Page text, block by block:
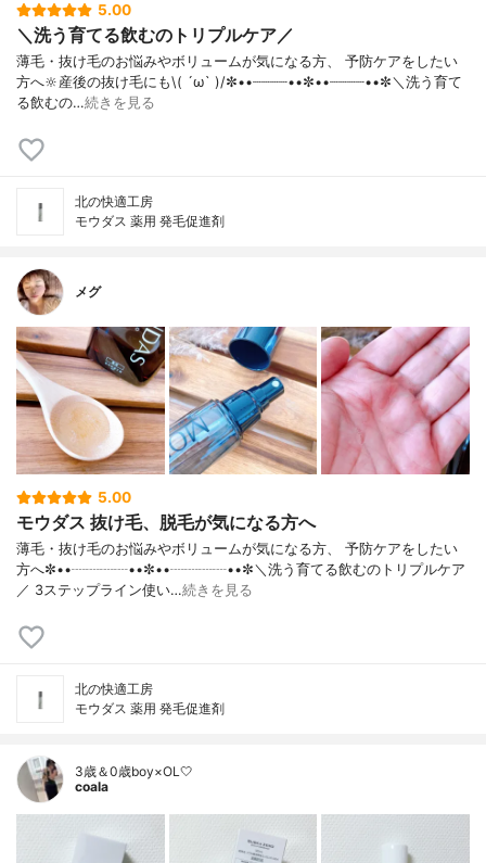
5.00
＼洗う育てる飲むのトリプルケア／
薄毛・抜け毛のお悩みやボリュームが気になる方、 予防ケアをしたい
方へ🔆産後の抜け毛にも\( ´ω` )/✼••┈┈┈┈••✼••┈┈┈┈••✼＼洗う育て
る飲むの…続きを見る
北の快適工房
モウダス 薬用 発毛促進剤
メグ
5.00
モウダス 抜け毛、脱毛が気になる方へ
薄毛・抜け毛のお悩みやボリュームが気になる方、 予防ケアをしたい
方へ✼••┈┈┈┈••✼••┈┈┈┈••✼＼洗う育てる飲むのトリプルケア
／ 3ステップライン使い…続きを見る
北の快適工房
モウダス 薬用 発毛促進剤
3歳＆0歳boy×OL🤍
coala